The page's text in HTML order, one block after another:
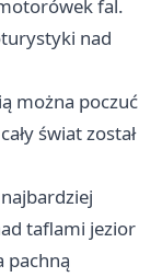
fal.
nad
można poczuć
świat został
taflami jezior
pachną